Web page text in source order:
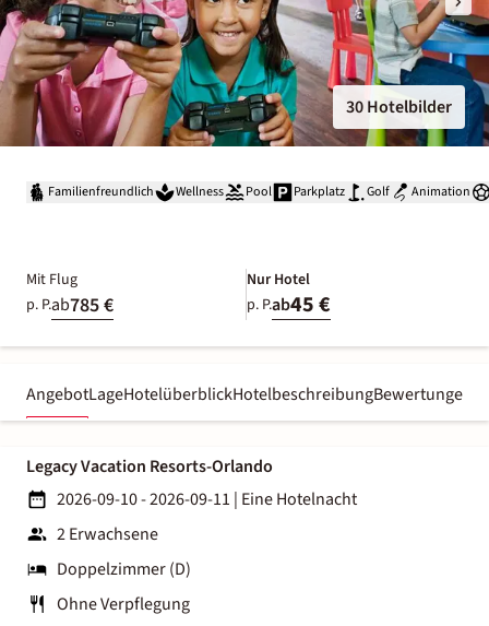
30 Hotelbilder
Familienfreundlich Wellness Pool Parkplatz Golf Animation
Mit Flug
p. P.ab785 €
Nur Hotel
p. P.ab45 €
AngebotLageHotelüberblickHotelbeschreibungBewertungen
Legacy Vacation Resorts-Orlando
2026-09-10 - 2026-09-11 | Eine Hotelnacht
2 Erwachsene
Doppelzimmer (D)
Ohne Verpflegung